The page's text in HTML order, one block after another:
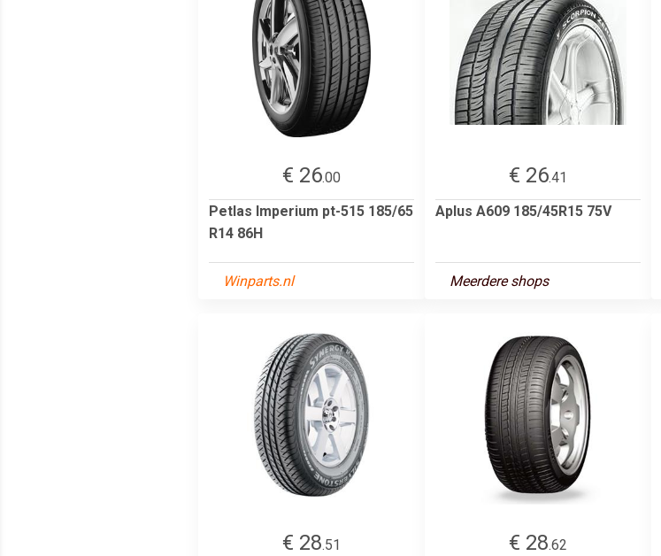
€ 26.00
Petlas Imperium pt-515 185/65
R14 86H
Winparts.nl
€ 26.41
Aplus A609 185/45R15 75V
Meerdere shops
€ 28.51
€ 28.62